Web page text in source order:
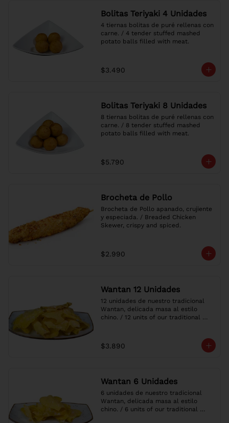
Bolitas Teriyaki 4 Unidades
4 tiernas bolitas de puré rellenas con
carne. / 4 tender stuffed mashed
potato balls filled with meat.
$3.490
Bolitas Teriyaki 8 Unidades
8 tiernas bolitas de puré rellenas con
carne. / 8 tender stuffed mashed
potato balls filled with meat.
$5.790
Brocheta de Pollo
Brocheta de Pollo apanado, crujiente
y especiada. / Breaded Chicken
Skewer, crispy and spiced.
$2.990
Wantan 12 Unidades
12 unidades de nuestro tradicional
Wantan, delicada masa al estilo
chino. / 12 units of our traditional
$3.890
Wantan 6 Unidades
6 unidades de nuestro tradicional
Wantan, delicada masa al estilo
chino. / 6 units of our traditional